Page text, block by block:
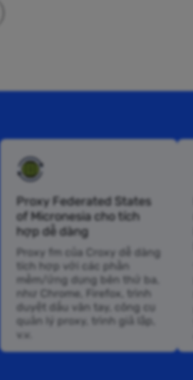
Proxy Federated States
of Micronesia cho tích
hợp dễ dàng
Proxy fm của Croxy dễ dàng
tích hợp với các phần
mềm/ứng dụng bên thứ ba,
như Chrome, Firefox, trình
duyệt dấu vân tay, công cụ
quản lý proxy, trình giả lập,
v.v.